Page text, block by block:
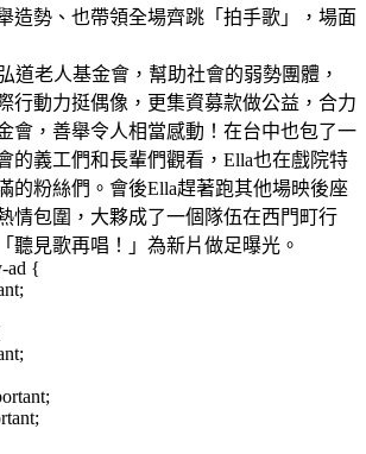
造勢、也帶領全場齊跳「拍手歌」，場面
道老人基金會，幫助社會的弱勢團體，
行動力挺偶像，更集資募款做公益，合力
會，善舉令人相當感動！在台中也包了一
的義工們和長輩們觀看，Ella也在戲院特
的粉絲們。會後Ella趕著跑其他場映後座
情包圍，大夥成了一個隊伍在西門町行
聽見歌再唱！」為新片做足曝光。
ad {